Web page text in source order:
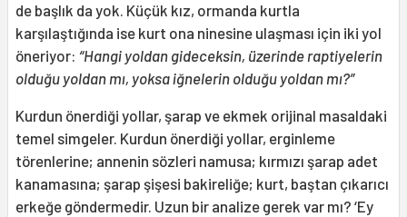
de başlık da yok. Küçük kız, ormanda kurtla
karşılaştığında ise kurt ona ninesine ulaşması için iki yol
öneriyor: “Hangi yoldan gideceksin, üzerinde raptiyelerin
olduğu yoldan mı, yoksa iğnelerin olduğu yoldan mı?”
Kurdun önerdiği yollar, şarap ve ekmek orijinal masaldaki
temel simgeler. Kurdun önerdiği yollar, erginleme
törenlerine; annenin sözleri namusa; kırmızı şarap adet
kanamasına; şarap şişesi bakireliğe; kurt, baştan çıkarıcı
erkeğe göndermedir. Uzun bir analize gerek var mı? ‘Ey